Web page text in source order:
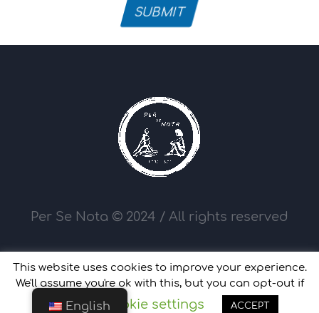
SUBMIT
Per Se Nota © 2024 / All rights reserved
This website uses cookies to improve your experience.
We'll assume you're ok with this, but you can opt-out if
you wish.
Cookie settings ACCEPT
English